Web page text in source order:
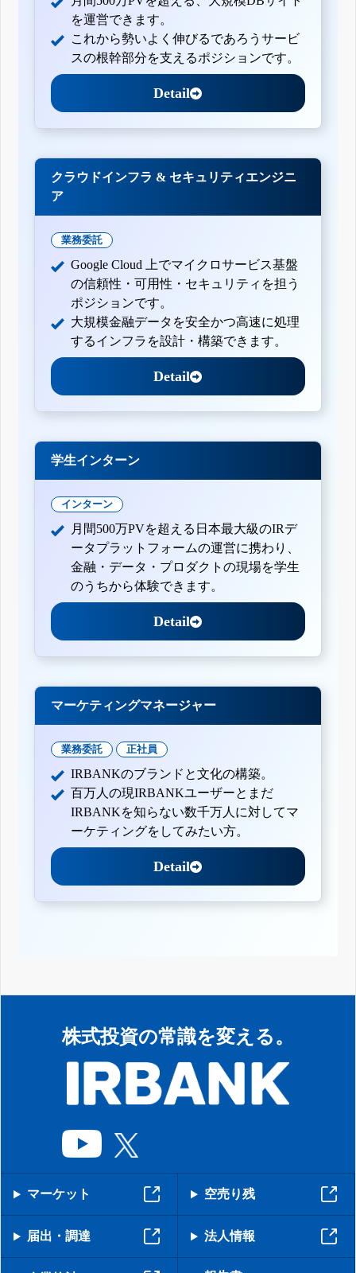
を運営できます。
これから勢いよく伸びるであろうサービ
スの根幹部分を支えるポジションです。
Detail
クラウドインフラ & セキュリティエンジニ
ア
業務委託
Google Cloud 上でマイクロサービス基盤
の信頼性・可用性・セキュリティを担う
ポジションです。
大規模金融データを安全かつ高速に処理
するインフラを設計・構築できます。
Detail
学生インターン
インターン
月間500万PVを超える日本最大級のIRデ
ータプラットフォームの運営に携わり、
金融・データ・プロダクトの現場を学生
のうちから体験できます。
Detail
マーケティングマネージャー
業務委託 正社員
IRBANKのブランドと文化の構築。
百万人の現IRBANKユーザーとまだ
IRBANKを知らない数千万人に対してマ
ーケティングをしてみたい方。
Detail
株式投資の常識を変える。
マーケット 空売り残
届出・調達 法人情報